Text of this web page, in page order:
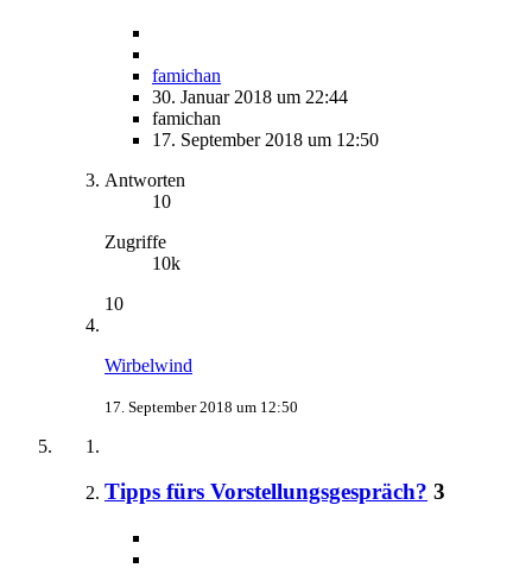
famichan
30. Januar 2018 um 22:44
famichan
17. September 2018 um 12:50
Antworten
10
Zugriffe
10k
10
Wirbelwind
17. September 2018 um 12:50
Tipps fürs Vorstellungsgespräch? 3